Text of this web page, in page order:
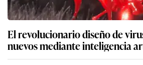
El revolucionario diseño de
nuevos mediante inteligencia